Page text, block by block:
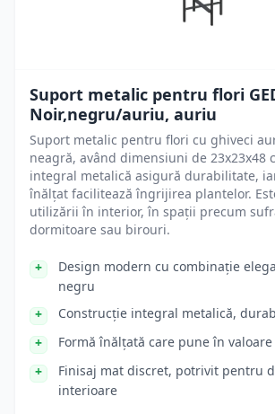
Suport metalic pentru flori
Noir,negru/auriu, auriu
Suport metalic pentru flori cu ghiveci
neagră, având dimensiuni de 23x23x48
integral metalică asigură durabilitate,
înălțat facilitează îngrijirea plantelor.
utilizării în interior, în spații precum
dormitoare sau birouri.
Design modern cu combinație
negru
Construcție integral metalică,
Formă înălțată care pune în
Finisaj mat discret, potrivit pentru
interioare